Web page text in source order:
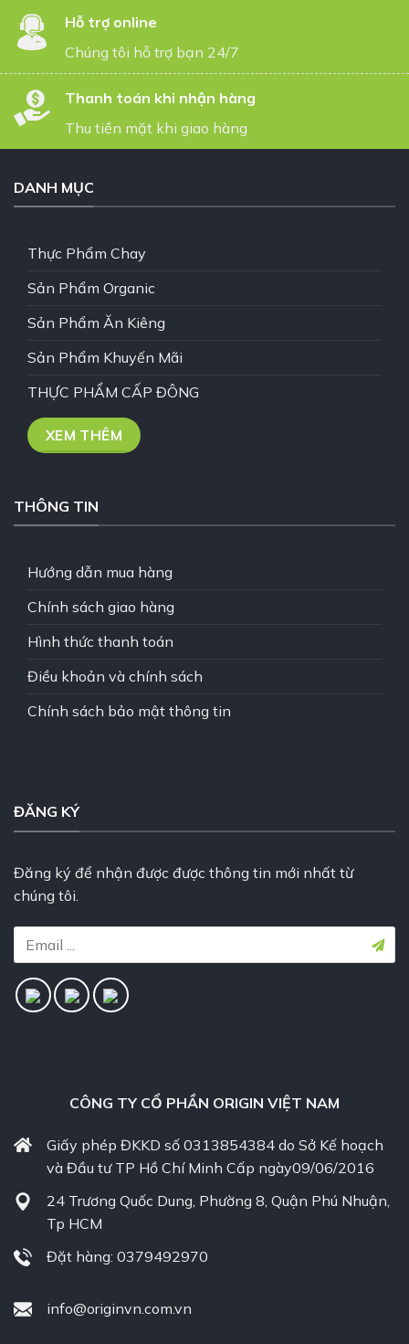
Hỗ trợ online
Chúng tôi hỗ trợ bạn 24/7
Thanh toán khi nhận hàng
Thu tiền mặt khi giao hàng
DANH MỤC
Thực Phẩm Chay
Sản Phẩm Organic
Sản Phẩm Ăn Kiêng
Sản Phẩm Khuyến Mãi
THỰC PHẨM CẤP ĐÔNG
XEM THÊM
THÔNG TIN
Hướng dẫn mua hàng
Chính sách giao hàng
Hình thức thanh toán
Điều khoản và chính sách
Chính sách bảo mật thông tin
ĐĂNG KÝ
Đăng ký để nhận được được thông tin mới nhất từ
chúng tôi.
CÔNG TY CỔ PHẦN ORIGIN VIỆT NAM
Giấy phép ĐKKD số 0313854384 do Sở Kế hoạch
và Đầu tư TP Hồ Chí Minh Cấp ngày09/06/2016
24 Trương Quốc Dung, Phường 8, Quận Phú Nhuận,
Tp HCM
Đặt hàng: 0379492970
info@originvn.com.vn